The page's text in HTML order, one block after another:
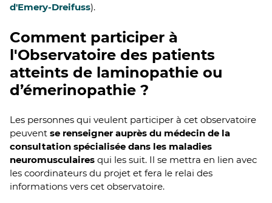
d'Emery-Dreifuss).
Comment participer à
l'Observatoire des patients
atteints de laminopathie ou
d’émerinopathie ?
Les personnes qui veulent participer à cet observatoire
peuvent se renseigner auprès du médecin de la
consultation spécialisée dans les maladies
neuromusculaires qui les suit. Il se mettra en lien avec
les coordinateurs du projet et fera le relai des
informations vers cet observatoire.